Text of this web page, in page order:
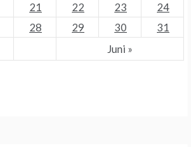
21 22 23
24
28 29 30
31
Juni »